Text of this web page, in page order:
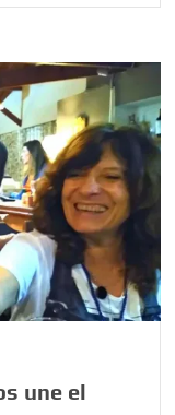
une el